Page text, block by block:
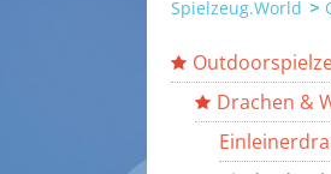
Spielzeug.World
Drachen &